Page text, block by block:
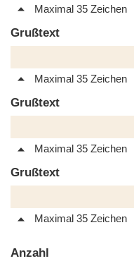
Maximal 35 Zeichen
Grußtext
Maximal 35 Zeichen
Grußtext
Maximal 35 Zeichen
Grußtext
Maximal 35 Zeichen
Anzahl